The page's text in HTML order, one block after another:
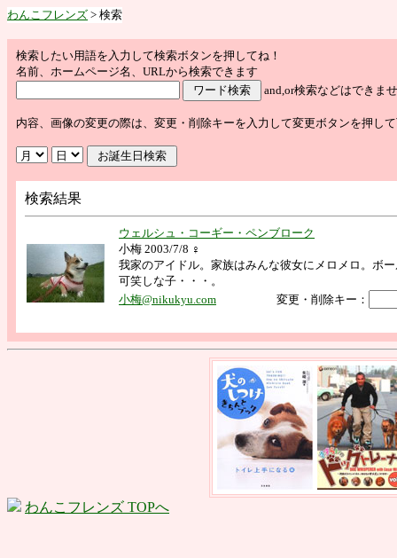
わんこフレンズ > 検索
検索したい用語を入力して検索ボタンを押してね！
名前、ホームページ名、URLから検索できます
and,or検索などはできま
内容、画像の変更の際は、変更・削除キーを入力して変更ボタンを押し
検索結果
ウェルシュ・コーギー・ペンブローク
小梅 2003/7/8 ♀
我家のアイドル。家族はみんな彼女にメロメロ。ボ
可笑しな子・・・。
小梅@nikukyu.com
変更・削除キー：
わんこフレンズ TOPへ